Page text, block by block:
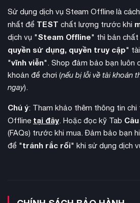
ngắm bắn chính xác và đa dạng vũ
Sử dụng dịch vụ Steam Offline là
nhất để TEST chất lượng trước khi
dịch vụ "Steam Offline" thì bản chất
quyền sử dụng, quyền truy cập"
"vĩnh viễn". Shop đảm bảo bạn luôn
khoản để chơi (nếu bị lỗi về tài khoản
ngay).
Chú ý: Tham khảo thêm thông tin
Offline tại đây. Hoặc đọc kỹ Tab
(FAQs) trước khi mua. Đảm bảo bạn
để "tránh rắc rối" khi sử dụng dịch